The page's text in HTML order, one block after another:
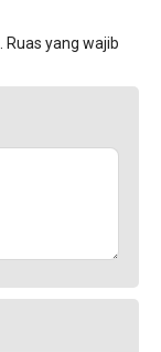
Ruas yang wajib